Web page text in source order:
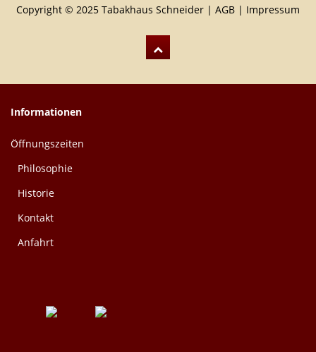
Copyright © 2025 Tabakhaus Schneider | AGB | Impressum
Informationen
Öffnungszeiten
Philosophie
Historie
Kontakt
Anfahrt